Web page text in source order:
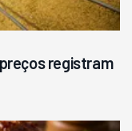
registram